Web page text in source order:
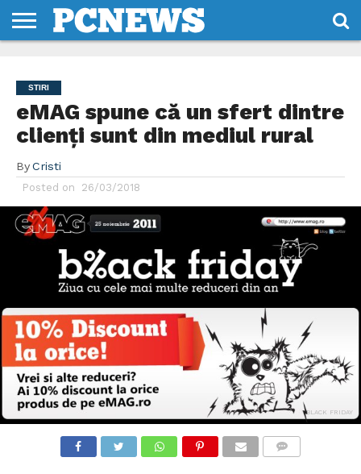
NOI
SI
CONDITII
STIRI
eMAG spune că un sfert dintre
clienți sunt din mediul rural
By Cristi
Posted on 26/03/2018
BLACK FRIDAY